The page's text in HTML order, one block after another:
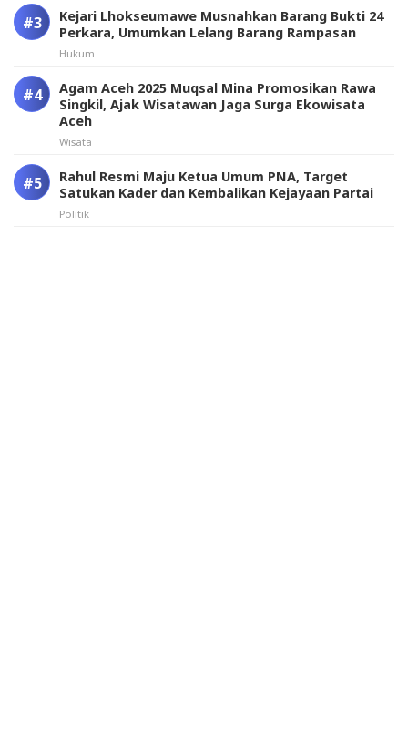
Kejari Lhokseumawe Musnahkan Barang Bukti 24
Perkara, Umumkan Lelang Barang Rampasan
Hukum
Agam Aceh 2025 Muqsal Mina Promosikan Rawa
Singkil, Ajak Wisatawan Jaga Surga Ekowisata
Aceh
Wisata
Rahul Resmi Maju Ketua Umum PNA, Target
Satukan Kader dan Kembalikan Kejayaan Partai
Politik